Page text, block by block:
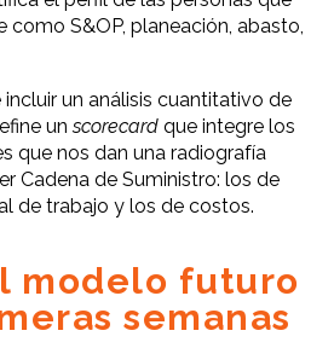
como S&OP, planeación, abasto,
un análisis cuantitativo de
unscorecard que integre los
que nos dan una radiografía
Cadena de Suministro: los de
de trabajo y los de costos.
modelo futuro
semanas